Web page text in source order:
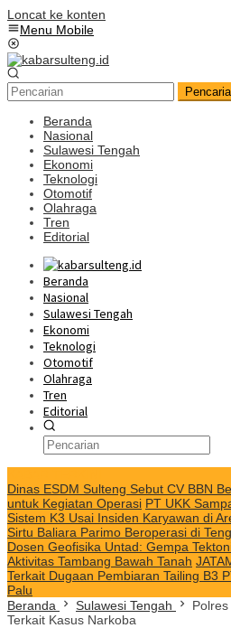
Loncat ke konten
Menu Mobile
Beranda
Nasional
Sulawesi Tengah
Ekonomi
Teknologi
Otomotif
Olahraga
Tren
Editorial
Beranda
Nasional
Sulawesi Tengah
Ekonomi
Teknologi
Otomotif
Olahraga
Tren
Editorial
Dinas ESDM Sulteng Sebut CV BBN
untuk Kegiatan Operasi PT UKK
Sistem K3 Usai Insiden Karyawan di
Sirtu Baliara Parimo Beroperasi di
Dosen Geofisika Untad: Gempa
Aktivitas Tambang Bawah Tanah
Terkait Dugaan Pembiaran Tailing B3
Palu
Beranda
Sulawesi Tengah
Terkait Kasus Narkoba